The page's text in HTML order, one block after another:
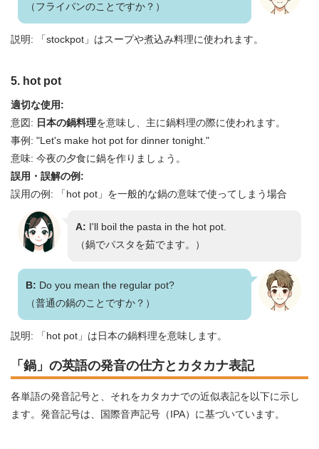
（フライパンのことですか？）
説明: 「stockpot」はスープや煮込み料理に使われます。
5. hot pot
適切な使用:
意図: 日本の鍋料理を意味し、主に鍋料理の際に使われます。
事例: "Let's make hot pot for dinner tonight."
意味: 今夜の夕食に鍋を作りましょう。
誤用・誤解の例:
誤用の例: 「hot pot」を一般的な鍋の意味で使ってしまう場合
A: I'll boil the pasta in the hot pot.
（鍋でパスタを茹でます。）
B: Do you mean the regular pot?
（普通の鍋のことですか？）
説明: 「hot pot」は日本の鍋料理を意味します。
「鍋」の英語の発音の仕方とカタカナ表記
各単語の発音記号と、それをカタカナでの近似表記を以下に示し
ます。発音記号は、国際音声記号（IPA）に基づいています。